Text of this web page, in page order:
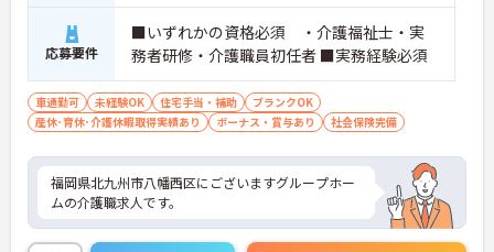
応募要件
■いずれかの資格必須 ・介護福祉士・実
務者研修・介護職員初任者 ■実務経験必須
車通勤可 未経験OK 住宅手当・補助
ブランクOK
産休･育休･介護休暇取得実績あり
ボーナス・賞与あり 社会保険完備
福岡県北九州市八幡西区にございますグループホー
ムの介護職求人です。